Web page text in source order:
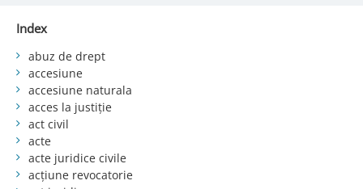
Index
abuz de drept
accesiune
accesiune naturala
acces la justiție
act civil
acte
acte juridice civile
acțiune revocatorie